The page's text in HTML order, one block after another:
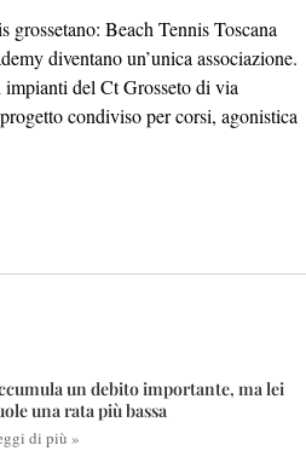
grossetano: Beach Tennis Toscana
diventano un’unica associazione.
del Ct Grosseto di via
condiviso per corsi, agonistica
un debito importante, ma lei
una rata più bassa
di più »